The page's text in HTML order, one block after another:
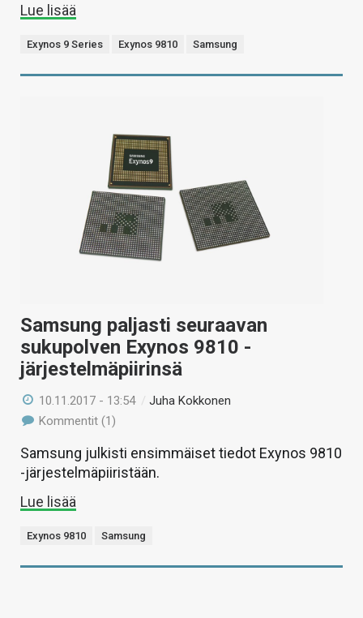
Lue lisää
Exynos 9 Series Exynos 9810 Samsung
Samsung paljasti seuraavan
sukupolven Exynos 9810 -
järjestelmäpiirinsä
10.11.2017 - 13:54 /Juha Kokkonen
Kommentit (1)
Samsung julkisti ensimmäiset tiedot Exynos 9810
-järjestelmäpiiristään.
Lue lisää
Exynos 9810 Samsung